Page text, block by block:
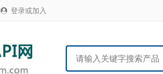
 登录或加入